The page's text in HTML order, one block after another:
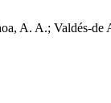
A. A.; Valdés-